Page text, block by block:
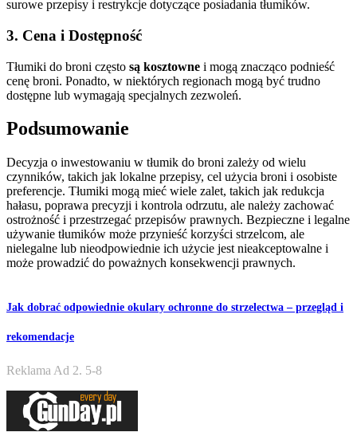
surowe przepisy i restrykcje dotyczące posiadania tłumików.
3. Cena i Dostępność
Tłumiki do broni często są kosztowne i mogą znacząco podnieść
cenę broni. Ponadto, w niektórych regionach mogą być trudno
dostępne lub wymagają specjalnych zezwoleń.
Podsumowanie
Decyzja o inwestowaniu w tłumik do broni zależy od wielu
czynników, takich jak lokalne przepisy, cel użycia broni i osobiste
preferencje. Tłumiki mogą mieć wiele zalet, takich jak redukcja
hałasu, poprawa precyzji i kontrola odrzutu, ale należy zachować
ostrożność i przestrzegać przepisów prawnych. Bezpieczne i legalne
używanie tłumików może przynieść korzyści strzelcom, ale
nielegalne lub nieodpowiednie ich użycie jest nieakceptowalne i
może prowadzić do poważnych konsekwencji prawnych.
Jak dobrać odpowiednie okulary ochronne do strzelectwa – przegląd i
rekomendacje
Reklama Ad 2. 5-8